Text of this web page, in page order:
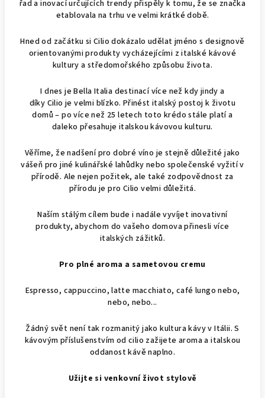
řad a inovací určujících trendy přispěly k tomu, že se značka
etablovala na trhu ve velmi krátké době.
Hned od začátku si Cilio dokázalo udělat jméno s designově
orientovanými produkty vycházejícími z italské kávové
kultury a středomořského způsobu života.
I dnes je Bella Italia destinací více než kdy jindy a
díky Cilio je velmi blízko. Přinést italský postoj k životu
domů – po více než 25 letech toto krédo stále platí a
daleko přesahuje italskou kávovou kulturu.
Věříme, že nadšení pro dobré víno je stejně důležité jako
vášeň pro jiné kulinářské lahůdky nebo společenské vyžití v
přírodě. Ale nejen požitek, ale také zodpovědnost za
přírodu je pro Cilio velmi důležitá.
Naším stálým cílem bude i nadále vyvíjet inovativní
produkty, abychom do vašeho domova přinesli více
italských zážitků.
Pro plné aroma a sametovou cremu
Espresso, cappuccino, latte macchiato, café lungo nebo,
nebo, nebo...
Žádný svět není tak rozmanitý jako kultura kávy v Itálii. S
kávovým příslušenstvím od cilio zažijete aroma a italskou
oddanost kávě naplno.
Užijte si venkovní život stylově